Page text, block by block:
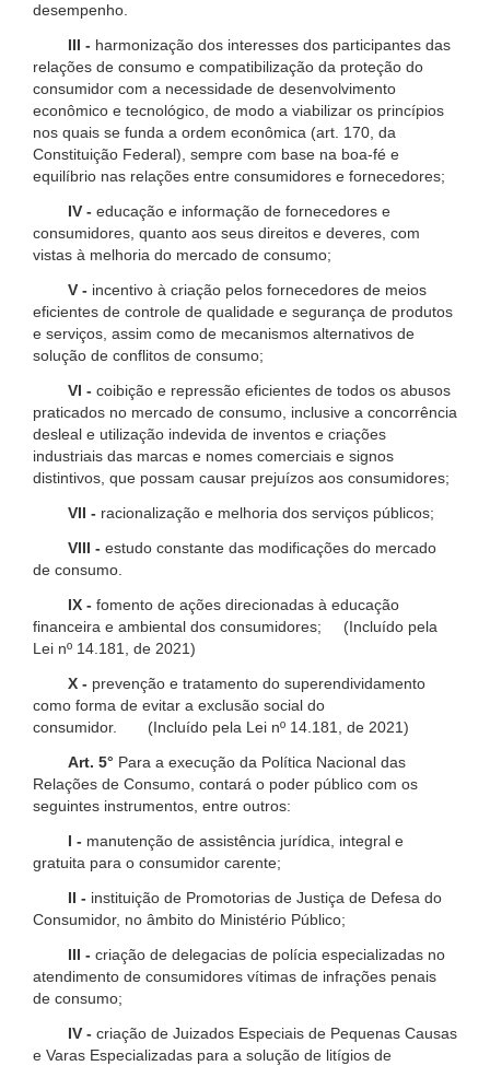
desempenho.
III - harmonização dos interesses dos participantes das
relações de consumo e compatibilização da proteção do
consumidor com a necessidade de desenvolvimento
econômico e tecnológico, de modo a viabilizar os princípios
nos quais se funda a ordem econômica (art. 170, da
Constituição Federal), sempre com base na boa-fé e
equilíbrio nas relações entre consumidores e fornecedores;
IV - educação e informação de fornecedores e
consumidores, quanto aos seus direitos e deveres, com
vistas à melhoria do mercado de consumo;
V - incentivo à criação pelos fornecedores de meios
eficientes de controle de qualidade e segurança de produtos
e serviços, assim como de mecanismos alternativos de
solução de conflitos de consumo;
VI - coibição e repressão eficientes de todos os abusos
praticados no mercado de consumo, inclusive a concorrência
desleal e utilização indevida de inventos e criações
industriais das marcas e nomes comerciais e signos
distintivos, que possam causar prejuízos aos consumidores;
VII - racionalização e melhoria dos serviços públicos;
VIII - estudo constante das modificações do mercado
de consumo.
IX - fomento de ações direcionadas à educação
financeira e ambiental dos consumidores; (Incluído pela
Lei nº 14.181, de 2021)
X - prevenção e tratamento do superendividamento
como forma de evitar a exclusão social do
consumidor. (Incluído pela Lei nº 14.181, de 2021)
Art. 5° Para a execução da Política Nacional das
Relações de Consumo, contará o poder público com os
seguintes instrumentos, entre outros:
I - manutenção de assistência jurídica, integral e
gratuita para o consumidor carente;
II - instituição de Promotorias de Justiça de Defesa do
Consumidor, no âmbito do Ministério Público;
III - criação de delegacias de polícia especializadas no
atendimento de consumidores vítimas de infrações penais
de consumo;
IV - criação de Juizados Especiais de Pequenas Causas
e Varas Especializadas para a solução de litígios de